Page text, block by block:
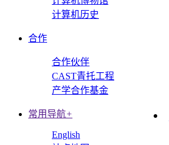
计算机历史
合作
合作伙伴
CAST青托工程
产学合作基金
常用导航+
English